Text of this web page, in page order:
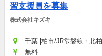
習支援員を募集
株式会社キズキ
千葉 [柏市/JR常磐線・北
無料